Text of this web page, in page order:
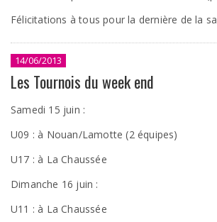
Félicitations à tous pour la dernière de la
14/06/2013
Les Tournois du week end
Samedi 15 juin :
U09 : à Nouan/Lamotte (2 équipes)
U17 : à La Chaussée
Dimanche 16 juin :
U11 : à La Chaussée